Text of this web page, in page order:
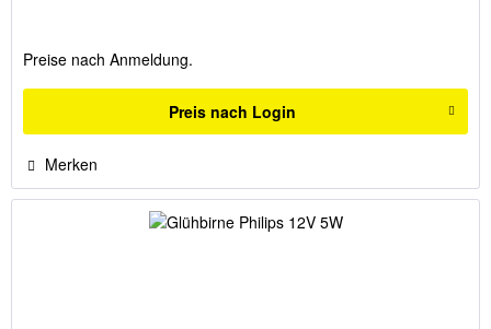
Preise nach Anmeldung.
Preis nach Login
Merken